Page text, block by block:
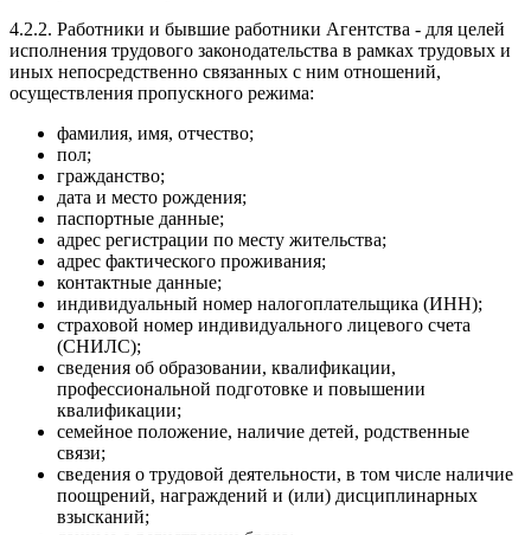
4.2.2. Работники и бывшие работники Агентства - для целей
исполнения трудового законодательства в рамках трудовых и
иных непосредственно связанных с ним отношений,
осуществления пропускного режима:
фамилия, имя, отчество;
пол;
гражданство;
дата и место рождения;
паспортные данные;
адрес регистрации по месту жительства;
адрес фактического проживания;
контактные данные;
индивидуальный номер налогоплательщика (ИНН);
страховой номер индивидуального лицевого счета
(СНИЛС);
сведения об образовании, квалификации,
профессиональной подготовке и повышении
квалификации;
семейное положение, наличие детей, родственные
связи;
сведения о трудовой деятельности, в том числе наличие
поощрений, награждений и (или) дисциплинарных
взысканий;